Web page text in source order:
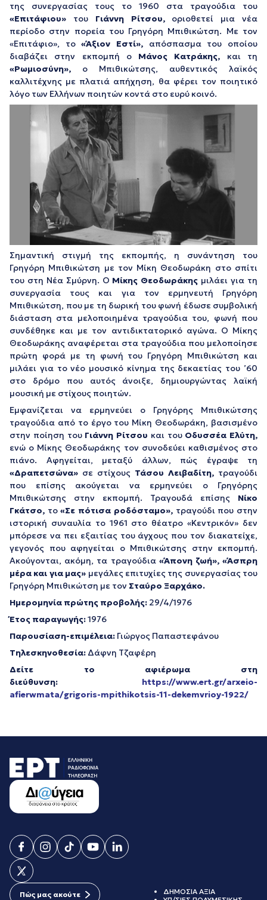
της συνεργασίας τους το 1960 στα τραγούδια του
«Επιτάφιου» του Γιάννη Ρίτσου,οριοθετεί μια νέα
περίοδο στην πορεία του Γρηγόρη Μπιθικώτση. Με τον
«Επιτάφιο», το«Άξιον Εστί», απόσπασμα του οποίου
διαβάζει στην εκπομπή οΜάνος Κατράκης, και τη
«Ρωμιοσύνη», ο Μπιθικώτσης, αυθεντικός λαϊκός
καλλιτέχνης με πλατιά απήχηση, θα φέρει τον ποιητικό
λόγο των Ελλήνων ποιητών κοντά στο ευρύ κοινό.
Σημαντική στιγμή της εκπομπής, η συνάντηση του
Γρηγόρη Μπιθικώτση με τον Μίκη Θεοδωράκη στο σπίτι
του στη Νέα Σμύρνη. Ο Μίκης Θεοδωράκης μιλάει για τη
συνεργασία τους και για τον ερμηνευτή Γρηγόρη
Μπιθικώτση, που με τη δωρική του φωνή έδωσε συμβολική
διάσταση στα μελοποιημένα τραγούδια του, φωνή που
συνδέθηκε και με τον αντιδικτατορικό αγώνα. Ο Μίκης
Θεοδωράκης αναφέρεται στα τραγούδια που μελοποίησε
πρώτη φορά με τη φωνή του Γρηγόρη Μπιθικώτση και
μιλάει για το νέο μουσικό κίνημα της δεκαετίας του ’60
στο δρόμο που αυτός άνοιξε, δημιουργώντας λαϊκή
μουσική με στίχους ποιητών.
Εμφανίζεται να ερμηνεύει ο Γρηγόρης Μπιθικώτσης
τραγούδια από το έργο του Μίκη Θεοδωράκη, βασισμένο
στην ποίηση του Γιάννη Ρίτσου και του Οδυσσέα Ελύτη,
ενώ ο Μίκης Θεοδωράκης τον συνοδεύει καθισμένος στο
πιάνο. Αφηγείται, μεταξύ άλλων, πώς έγραψε τη
«Δραπετσώνα» σε στίχους Τάσου Λειβαδίτη, τραγούδι
που επίσης ακούγεται να ερμηνεύει ο Γρηγόρης
Μπιθικώτσης στην εκπομπή. Τραγουδά επίσης Νίκο
Γκάτσο, το«Σε πότισα ροδόσταμο»,τραγούδι που στην
ιστορική συναυλία το 1961 στο θέατρο «Κεντρικόν» δεν
μπόρεσε να πει εξαιτίας του άγχους που τον διακατείχε,
γεγονός που αφηγείται ο Μπιθικώτσης στην εκπομπή.
Ακούγονται, ακόμη, τα τραγούδια «Άπονη ζωή», «Άσπρη
μέρα και για μας» μεγάλες επιτυχίες της συνεργασίας του
Γρηγόρη Μπιθικώτση με τον Σταύρο Ξαρχάκο.
Ημερομηνία πρώτης προβολής: 29/4/1976
Έτος παραγωγής:1976
Παρουσίαση-επιμέλεια: Γιώργος Παπαστεφάνου
Τηλεσκηνοθεσία: Δάφνη Τζαφέρη
Δείτε το αφιέρωμα στη
διεύθυνση: https://www.ert.gr/arxeio-
afierwmata/grigoris-mpithikotsis-11-dekemvrioy-1922/
Πώς μας ακούτε
ΔΗΜΟΣΙΑ ΑΞΙΑ